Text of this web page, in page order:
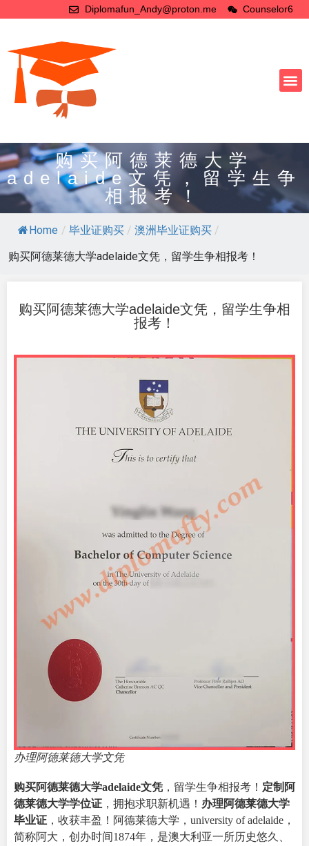
Diplomafun_Andy@proton.me Counselor6
购买阿德莱德大学
adelaide文凭，留学生争
相报考！
Home / 毕业证购买 / 澳洲毕业证购买 /
购买阿德莱德大学adelaide文凭，留学生争相报考！
购买阿德莱德大学adelaide文凭，留学生争相
报考！
办理阿德莱德大学文凭
购买阿德莱德大学adelaide文凭 ，留学生争相报考！ 定制阿
德莱德大学学位证 ，拥抱求职新机遇！ 办理阿德莱德大学
毕业证 ，收获丰盈！阿德莱德大学， university of adelaide ，
简称阿大，创办时间1874年，是澳大利亚一所历史悠久、